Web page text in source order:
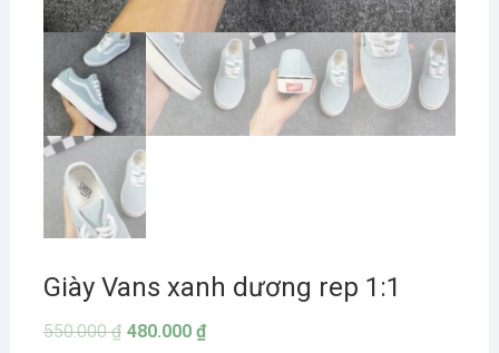
Giày Vans xanh dương rep 1:1
550.000₫ 480.000 ₫